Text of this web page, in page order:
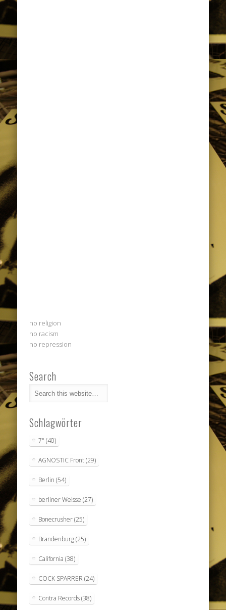
no religion
no racism
no repression
Search
Schlagwörter
7" (40)
AGNOSTIC Front(29)
Berlin (54)
berliner Weisse (27)
Bonecrusher(25)
Brandenburg(25)
California (38)
COCK SPARRER (24)
Contra Records(38)